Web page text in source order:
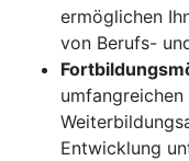
ermöglichen
von Berufs-
Entwicklung